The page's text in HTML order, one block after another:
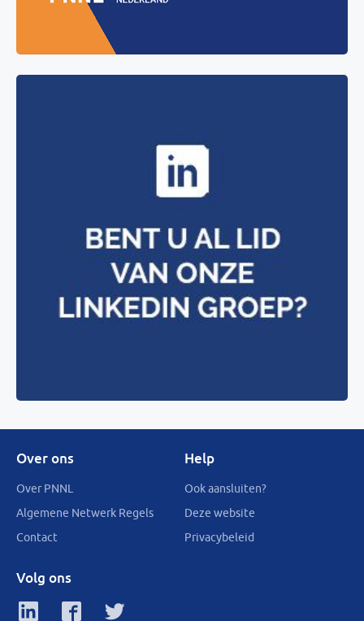
Over ons
Over PNNL
Algemene Netwerk Regels
Contact
Help
Ook aansluiten?
Deze website
Privacybeleid
Volg ons